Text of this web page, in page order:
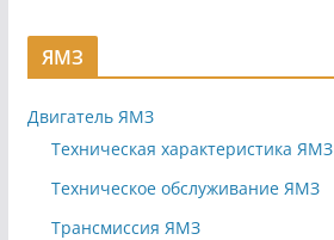
ЯМЗ
Двигатель ЯМЗ
Техническая характеристика ЯМЗ
Техническое обслуживание ЯМЗ
Трансмиссия ЯМЗ